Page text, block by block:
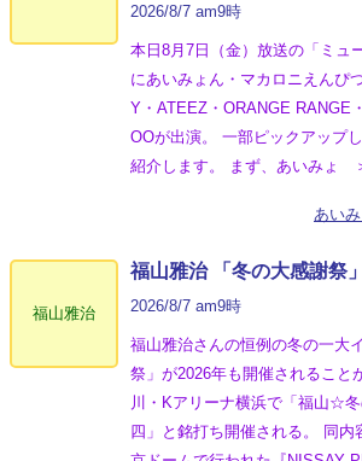
2026/8/7 am9時
本日8月7日（金）放送の「ミュ
にあいみょん・マカロニえんぴ
Y・ATEEZ・ORANGE RANGE
OOが出演。 一部ピックアップ
紹介します。 まず、あいみょ
あい
福山雅治
福山雅治 「冬の⼤感謝祭
2026/8/7 am9時
福山雅治さんの恒例の冬の一大
祭」が2026年も開催されること
川・Kアリーナ横浜で「福山☆
四」と銘打ち開催される。 同内